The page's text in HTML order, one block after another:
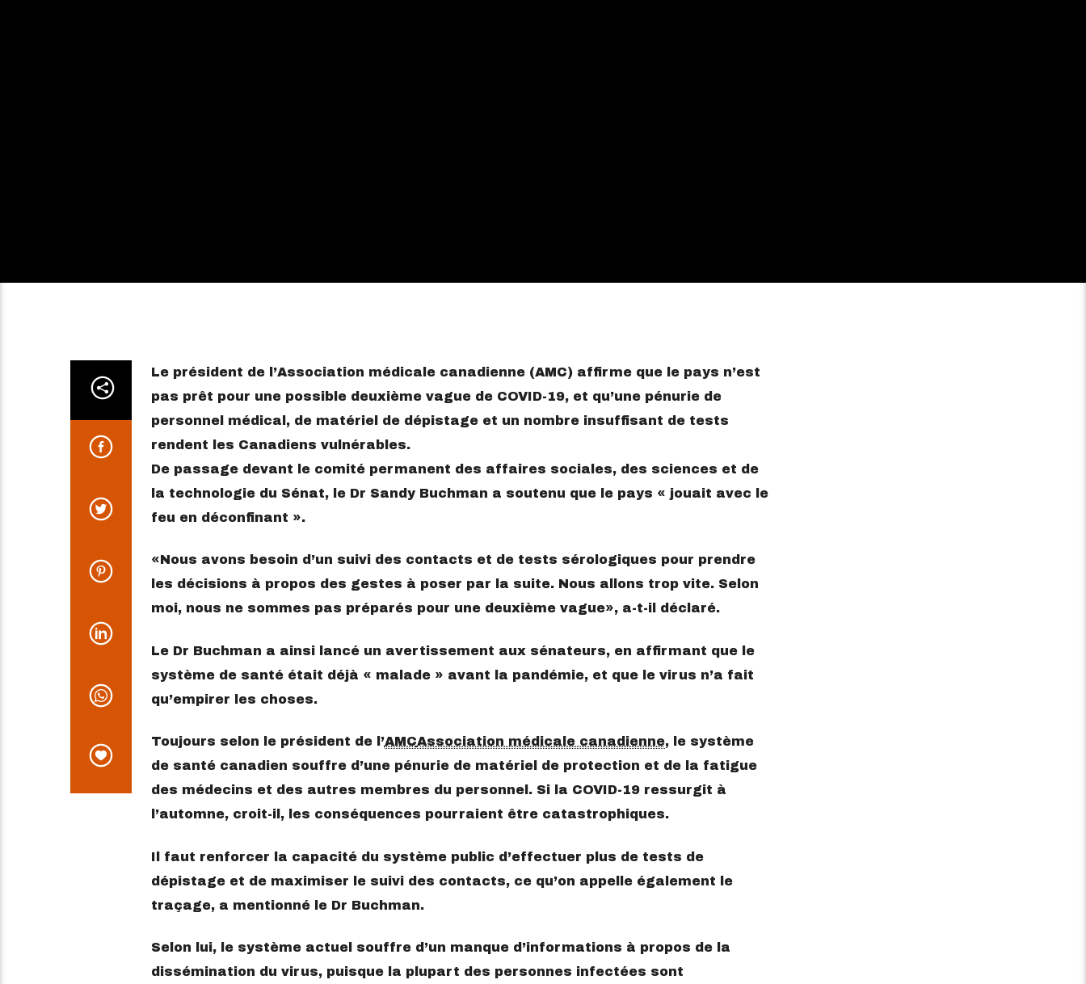
Le président de l’Association médicale canadienne (AMC) affirme que le pays n’est
pas prêt pour une possible deuxième vague de COVID-19, et qu’une pénurie de
personnel médical, de matériel de dépistage et un nombre insuffisant de tests
rendent les Canadiens vulnérables.
De passage devant le comité permanent des affaires sociales, des sciences et de
la technologie du Sénat, le Dr Sandy Buchman a soutenu que le pays « jouait avec le
feu en déconfinant ».
Nous avons besoin d’un suivi des contacts et de tests sérologiques pour prendre
les décisions à propos des gestes à poser par la suite. Nous allons trop vite. Selon
moi, nous ne sommes pas préparés pour une deuxième vague
, a-t-il déclaré.
Le Dr Buchman a ainsi lancé un avertissement aux sénateurs, en affirmant que le
système de santé était déjà « malade » avant la pandémie, et que le virus n’a fait
qu’empirer les choses.
Toujours selon le président de l’AMCAssociation médicale canadienne, le système
de santé canadien souffre d’une pénurie de matériel de protection et de la fatigue
des médecins et des autres membres du personnel. Si la COVID-19 ressurgit à
l’automne, croit-il, les conséquences pourraient être catastrophiques.
Il faut renforcer la capacité du système public d’effectuer plus de tests de
dépistage et de maximiser le suivi des contacts, ce qu’on appelle également le
traçage, a mentionné le Dr Buchman.
Selon lui, le système actuel souffre d’un manque d’informations à propos de la
dissémination du virus, puisque la plupart des personnes infectées sont